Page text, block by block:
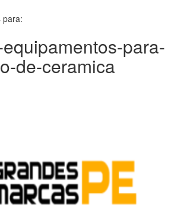
para:
para-
de-ceramica